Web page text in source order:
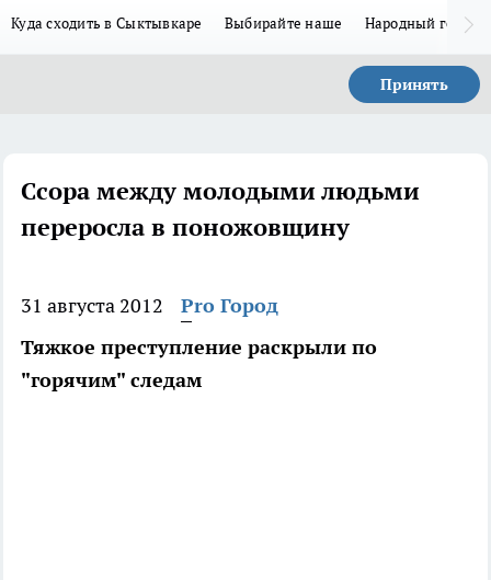
Куда сходить в Сыктывкаре Выбирайте наше Народный герой
Принять
Ссора между молодыми людьми
переросла в поножовщину
31 августа 2012
Pro Город
Тяжкое преступление раскрыли по
"горячим" следам